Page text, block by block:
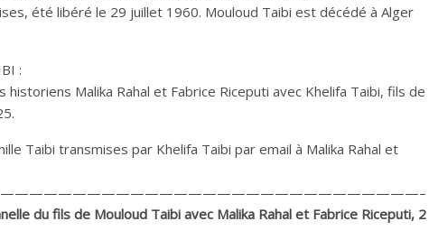
été libéré le 29 juillet 1960. Mouloud Taibi est décédé à Alger
:
historiens Malika Rahal et Fabrice Riceputi avec Khelifa Taibi, fils de
Taibi transmises par Khelifa Taibi par email à Malika Rahal et
du fils de Mouloud Taibi avec Malika Rahal et Fabrice Riceputi, 2